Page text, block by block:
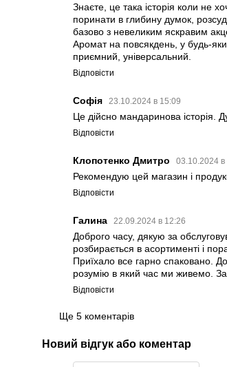
Знаєте, це така історія коли не
поринати в глибину думок,
базово з невеликим яскравим
Аромат на повсякдень, у будь-
приємний, універсальний.
Відповісти
Софія 23.10.2024 в 15:09
Це дійсно мандаринова історія.
Відповісти
Клопотенко Дмитро 03.10.2024 в
Рекомендую цей магазин і
Відповісти
Галина 22.09.2024 в 12:26
Доброго часу, дякую за
розбирається в асортименті і
Приїхало все гарно спаковано.
розумію в який час ми живемо.
Відповісти
Ще 5 коментарів
Новий відгук або коментар